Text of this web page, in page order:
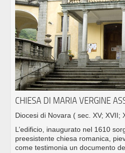
CHIESA DI MARIA VERGINE
Diocesi di Novara ( sec. XV; XVII;
L’edificio, inaugurato nel 1610
preesistente chiesa romanica,
come testimonia un documento